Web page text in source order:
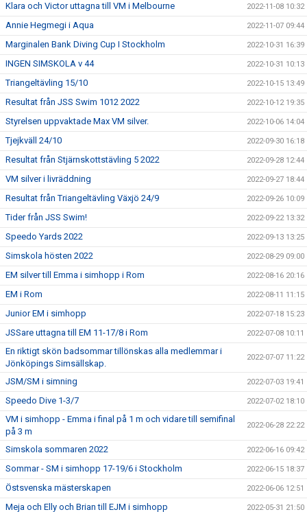
Klara och Victor uttagna till VM i Melbourne 2022-11-08 10:32
Annie Hegmegi i Aqua 2022-11-07 09:44
Marginalen Bank Diving Cup I Stockholm 2022-10-31 16:39
INGEN SIMSKOLA v 44 2022-10-31 10:13
Triangeltävling 15/10 2022-10-15 13:49
Resultat från JSS Swim 1012 2022 2022-10-12 19:35
Styrelsen uppvaktade Max VM silver. 2022-10-06 14:04
Tjejkväll 24/10 2022-09-30 16:18
Resultat från Stjärnskottstävling 5 2022 2022-09-28 12:44
VM silver i livräddning 2022-09-27 18:44
Resultat från Triangeltävling Växjö 24/9 2022-09-26 10:09
Tider från JSS Swim! 2022-09-22 13:32
Speedo Yards 2022 2022-09-13 13:25
Simskola hösten 2022 2022-08-29 09:00
EM silver till Emma i simhopp i Rom 2022-08-16 20:16
EM i Rom 2022-08-11 11:15
Junior EM i simhopp 2022-07-18 15:23
JSSare uttagna till EM 11-17/8 i Rom 2022-07-08 10:11
En riktigt skön badsommar tillönskas alla medlemmar i
Jönköpings Simsällskap.
2022-07-07 11:22
JSM/SM i simning 2022-07-03 19:41
Speedo Dive 1-3/7 2022-07-02 18:10
VM i simhopp - Emma i final på 1 m och vidare till semifinal
på 3 m
2022-06-28 22:22
Simskola sommaren 2022 2022-06-16 09:42
Sommar - SM i simhopp 17-19/6 i Stockholm 2022-06-15 18:37
Östsvenska mästerskapen 2022-06-06 12:51
Meja och Elly och Brian till EJM i simhopp 2022-05-31 21:50